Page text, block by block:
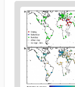
Figure
2
body
text